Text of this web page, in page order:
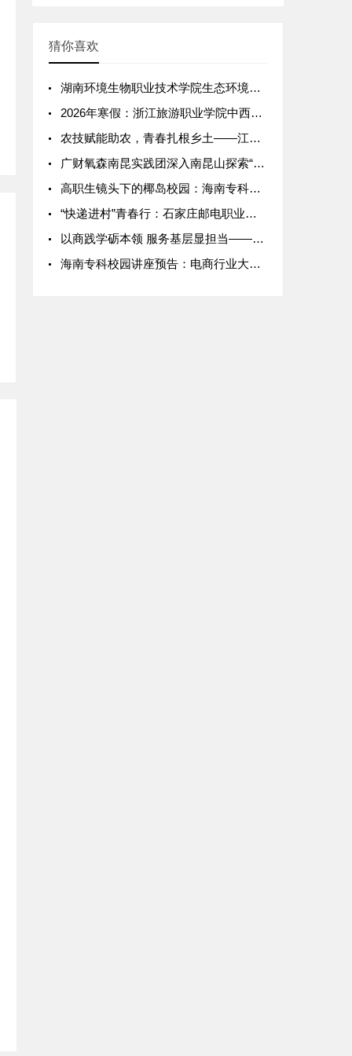
猜你喜欢
湖南环境生物职业技术学院生态环境工程学院：周启航团队暑期隆回
2026年寒假：浙江旅游职业学院中西面点工艺专业实习纪实——
农技赋能助农，青春扎根乡土——江苏农林职业技术学院三下乡实践
广财氧森南昆实践团深入南昆山探索“网络强村”数智融合新路径
高职生镜头下的椰岛校园：海南专科生vlog火出圈，日常碎片太
“快递进村”青春行：石家庄邮电职业技术学院助力乡村物流“最后
以商践学砺本领 服务基层显担当——山东商业职业技术学院学子2
海南专科校园讲座预告：电商行业大咖空降，直播带货技巧干货分享